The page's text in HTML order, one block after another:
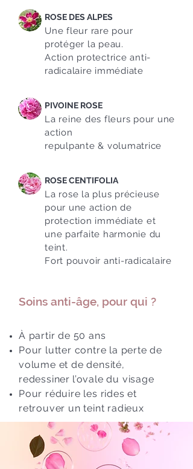
ROSE DES ALPES
Une fleur rare pour
protéger la peau.
Action protectrice anti-
radicalaire immédiate
PIVOINE ROSE
La reine des fleurs pour une
action
repulpante & volumatrice
ROSE CENTIFOLIA
La rose la plus précieuse
pour une action de
protection immédiate et
une parfaite harmonie du
teint.
Fort pouvoir anti-radicalaire
Soins anti-âge, pour qui ?
À partir de 50 ans
Pour lutter contre la perte de
volume et de densité,
redessiner l’ovale du visage
Pour réduire les rides et
retrouver un teint radieux